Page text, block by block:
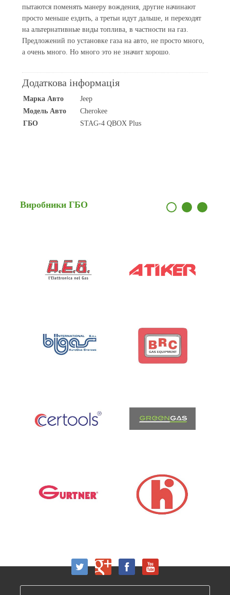
пытаются поменять манеру вождения, другие начинают
просто меньше ездить, а третьи идут дальше, и переходят
на альтернативные виды топлива, в частности на газ.
Предложений по установке газа на авто, не просто много,
а очень много. Но много это не значит хорошо.
Додаткова інформація
Марка Авто
Jeep
Модель Авто
Cherokee
ГБО
STAG-4 QBOX Plus
Виробники ГБО